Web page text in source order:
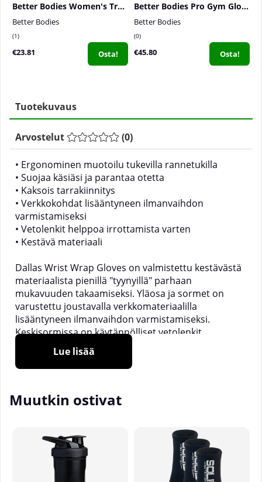
Better Bodies Women's Training Gloves, black/pink
Better Bodies
1
€23.81 Osta!
Better Bodies Pro Gym Gloves
Better Bodies
0
€45.80 Osta!
Tuotekuvaus
Arvostelut (0)
• Ergonominen muotoilu tukevilla rannetukilla
• Suojaa käsiäsi ja parantaa otetta
• Kaksois tarrakiinnitys
• Verkkokohdat lisääntyneen ilmanvaihdon
varmistamiseksi
• Vetolenkit helppoa irrottamista varten
• Kestävä materiaali
Dallas Wrist Wrap Gloves on valmistettu kestävästä
materiaalista pienillä "tyynyillä" parhaan
mukavuuden takaamiseksi. Yläosa ja sormet on
varustettu joustavalla verkkomateriaalilla
lisääntyneen ilmanvaihdon varmistamiseksi.
Keskisormissa on käytännölliset vetolenkit
hanskojen helpottamiseksi pois ottamista varten.
Lukituksessa on kaksi tarrakiinnitystä helppoa
säätöä ja lisääntynyttä vakautta varten. Lukituksessa
tyylikästä muotoilua.
20 % puuvillaa
Lue lisää
Muutkin ostivat